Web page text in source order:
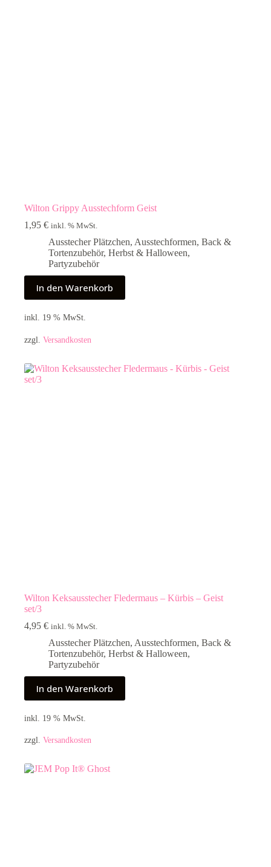
Wilton Grippy Ausstechform Geist
1,95 € inkl. % MwSt.
Ausstecher Plätzchen, Ausstechformen, Back &
Tortenzubehör, Herbst & Halloween,
Partyzubehör
In den Warenkorb
inkl. 19 % MwSt.
zzgl. Versandkosten
Wilton Keksausstecher Fledermaus – Kürbis – Geist
set/3
4,95 € inkl. % MwSt.
Ausstecher Plätzchen, Ausstechformen, Back &
Tortenzubehör, Herbst & Halloween,
Partyzubehör
In den Warenkorb
inkl. 19 % MwSt.
zzgl. Versandkosten